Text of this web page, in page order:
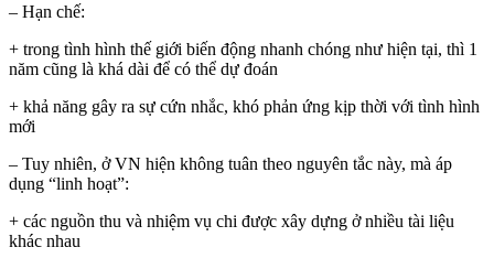
– Hạn chế:
+ trong tình hình thế giới biến động nhanh chóng như hiện tại, thì 1
năm cũng là khá dài để có thể dự đoán
+ khả năng gây ra sự cứn nhắc, khó phản ứng kịp thời với tình hình
mới
– Tuy nhiên, ở VN hiện không tuân theo nguyên tắc này, mà áp
dụng “linh hoạt”:
+ các nguồn thu và nhiệm vụ chi được xây dựng ở nhiều tài liệu
khác nhau